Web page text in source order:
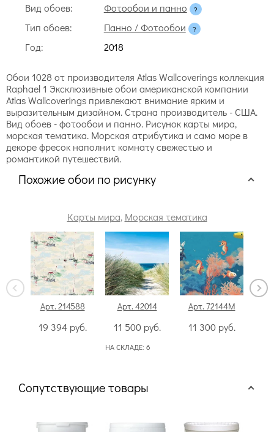
Вид обоев:
Фотообои и панно
Тип обоев:
Панно / Фотообои
Год:
2018
Обои 1028 от производителя Atlas Wallcoverings коллекция
Raphael 1 Эксклюзивные обои американской компании
Atlas Wallcoverings привлекают внимание ярким и
выразительным дизайном. Страна производитель - США.
Вид обоев - фотообои и панно. Рисунок карты мира,
морская тематика. Морская атрибутика и само море в
декоре фресок наполнит комнату свежестью и
романтикой путешествий.
Похожие обои по рисунку
Карты мира, Морская тематика
Арт. 214588
19 394 руб.
Арт. 42014
11 500 руб.
НА СКЛАДЕ: 6
Арт. 72144M
11 300 руб.
Сопутствующие товары